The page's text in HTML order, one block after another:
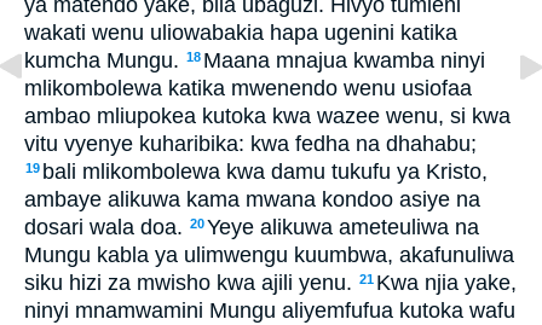
ya matendo yake, bila ubaguzi. Hivyo tumieni
wakati wenu uliowabakia hapa ugenini katika
kumcha Mungu. 18 Maana mnajua kwamba ninyi
mlikombolewa katika mwenendo wenu usiofaa
ambao mliupokea kutoka kwa wazee wenu, si kwa
vitu vyenye kuharibika: kwa fedha na dhahabu;
19 bali mlikombolewa kwa damu tukufu ya Kristo,
ambaye alikuwa kama mwana kondoo asiye na
dosari wala doa. 20Yeye alikuwa ameteuliwa na
Mungu kabla ya ulimwengu kuumbwa, akafunuliwa
siku hizi za mwisho kwa ajili yenu. 21 Kwa njia yake,
ninyi mnamwamini Mungu aliyemfufua kutoka wafu